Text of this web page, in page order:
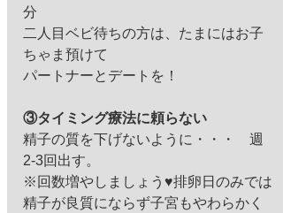
分
二人目ベビ待ちの方は、たまにはお子
ちゃま預けて
パートナーとデートを！
③タイミング療法に頼らない
精子の質を下げないように・・・　週
2-3回出す。
※回数増やしましょう♥排卵日のみでは
精子が良質にならず子宮もやわらかく